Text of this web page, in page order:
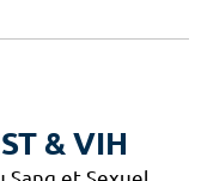
& VIH